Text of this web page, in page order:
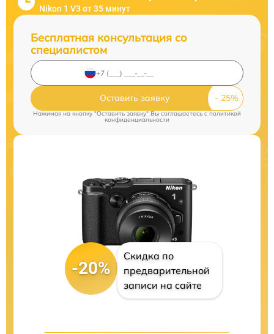
Nikon 1 V3 от 35 минут
Бесплатная консультация со
специалистом
Оставить заявку
Нажимая на кнопку "Оставить заявку" Вы соглашаетесь cполитикой
конфиденциальности
-20%
Скидка по
предварительной
записи на сайте